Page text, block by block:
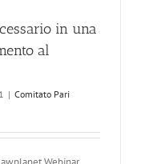
in una
al
| Comitato Pari